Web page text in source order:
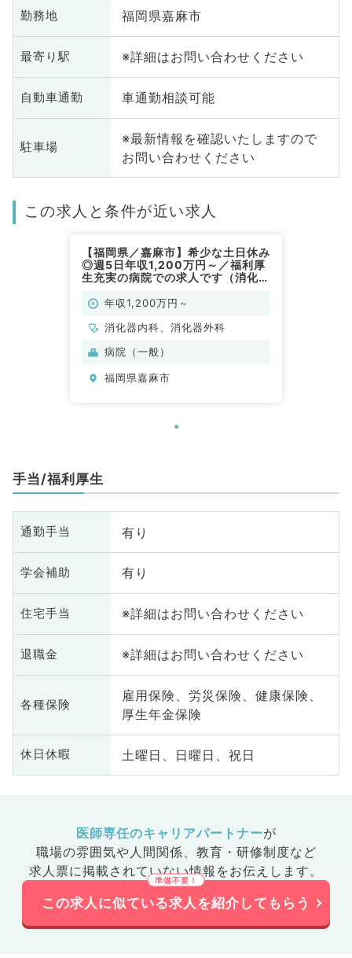
勤務地 福岡県嘉麻市
最寄り駅 ※詳細はお問い合わせください
自動車通勤 車通勤相談可能
駐車場
※最新情報を確認いたしますので
お問い合わせください
この求人と条件が近い求人
【福岡県／嘉麻市】希少な土日休み
◎週5日年収1,200万円～／福利厚
生充実の病院での求人です（消化器
年収1,200万円～
消化器内科、消化器外科
病院（一般）
福岡県嘉麻市
手当/福利厚生
通勤手当 有り
学会補助 有り
住宅手当 ※詳細はお問い合わせください
退職金 ※詳細はお問い合わせください
各種保険
雇用保険、労災保険、健康保険、
厚生年金保険
休日休暇 土曜日、日曜日、祝日
医師専任のキャリアパートナーが
職場の雰囲気や人間関係、 教育・研修制度など
求人票に掲載されていない情報をお伝えします。
この求人に似ている求人を紹介してもらう